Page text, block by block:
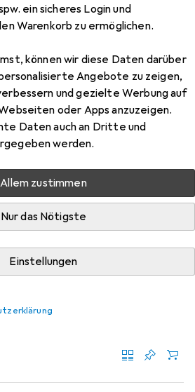
ein sicheres Login und
Warenkorb zu ermöglichen.
können wir diese Daten darüber
Angebote zu zeigen,
und gezielte Werbung auf
oder Apps anzuzeigen.
Daten auch an Dritte und
werden.
Allem zustimmen
Nur das Nötigste
Einstellungen
Zubehör zum Produkt
aus der Kategorie